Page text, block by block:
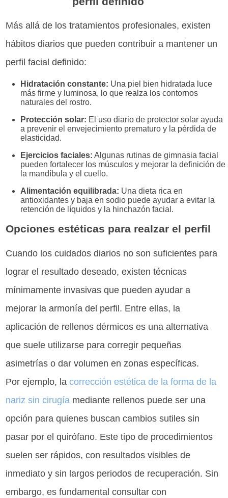
Más allá de los tratamientos profesionales, existen
hábitos diarios que pueden contribuir a mantener un
perfil facial definido:
Hidratación constante: Una piel bien hidratada luce
más firme y luminosa, lo que realza los contornos
naturales del rostro.
Protección solar: El uso diario de protector solar ayuda
a prevenir el envejecimiento prematuro y la pérdida de
elasticidad.
Ejercicios faciales: Algunas rutinas de gimnasia facial
pueden fortalecer los músculos y mejorar la definición de
la mandíbula y el cuello.
Alimentación equilibrada: Una dieta rica en
antioxidantes y baja en sodio puede ayudar a evitar la
retención de líquidos y la hinchazón facial.
Opciones estéticas para realzar el perfil
Cuando los cuidados diarios no son suficientes para
lograr el resultado deseado, existen técnicas
mínimamente invasivas que pueden ayudar a
mejorar la armonía del perfil. Entre ellas, la
aplicación de rellenos dérmicos es una alternativa
que suele utilizarse para corregir pequeñas
asimetrías o dar volumen en zonas específicas.
Por ejemplo, lacorrección estética de la forma de la
nariz sin cirugía mediante rellenos puede ser una
opción para quienes buscan cambios sutiles sin
pasar por el quirófano. Este tipo de procedimientos
suelen ser rápidos, con resultados visibles de
inmediato y sin largos periodos de recuperación. Sin
embargo, es fundamental consultar con